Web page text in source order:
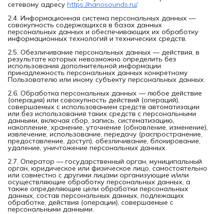
сетевому адресу https://nanosounds.ru/.
2.4. Информационная система персональных данных —
совокупность содержащихся в базах данных
персональных данных и обеспечивающих их обработку
информационных технологий и технических средств.
2.5. Обезличивание персональных данных — действия, в
результате которых невозможно определить без
использования дополнительной информации
принадлежность персональных данных конкретному
Пользователю или иному субъекту персональных данных.
2.6. Обработка персональных данных — любое действие
(операция) или совокупность действий (операций),
совершаемых с использованием средств автоматизации
или без использования таких средств с персональными
данными, включая сбор, запись, систематизацию,
накопление, хранение, уточнение (обновление, изменение),
извлечение, использование, передачу (распространение,
предоставление, доступ), обезличивание, блокирование,
удаление, уничтожение персональных данных.
2.7. Оператор — государственный орган, муниципальный
орган, юридическое или физическое лицо, самостоятельно
или совместно с другими лицами организующие и/или
осуществляющие обработку персональных данных, а
также определяющие цели обработки персональных
данных, состав персональных данных, подлежащих
обработке, действия (операции), совершаемые с
персональными данными.